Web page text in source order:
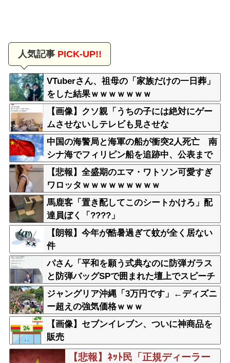
人気記事PICK-UP!!
VTuberさん、祖母の「家族だけの一日葬」
をした結果ｗｗｗｗｗｗｗ
【画像】クソ親「うちの子には絶対にゲー
ムさせないしテレビも見させな
い！！！！！」
中国の海警局と海軍の船が衝突2人死亡 南
シナ海でフィリピン船を追跡中、公表まで
に1年
【悲報】全盛期のエマ・ワトソン可愛すぎ
ワロッタｗｗｗｗｗｗｗｗｗ
馬鹿客「置き配してこのシートかけろ」配
達員ぼく「????」
【朗報】今年が酷暑過ぎて蚊が全く居ない
件
パさん「平和を願う式典なのに防弾ガラス
と防弾バッグSPで囲まれた壇上でスピーチ
する人が総理大臣」
ジャングリア沖縄「3万円です」←ディズニ
ー超えの強気価格ｗｗｗ
【画像】セブンイレブン、ついに神商品を
販売
【悲報】ﾈｯﾄ民「正規ディーラー